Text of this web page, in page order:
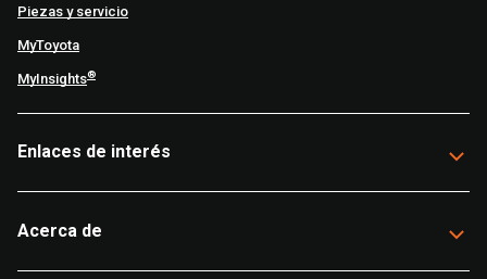
Piezas y servicio
MyToyota
MyInsights®
Enlaces de interés
Acerca de